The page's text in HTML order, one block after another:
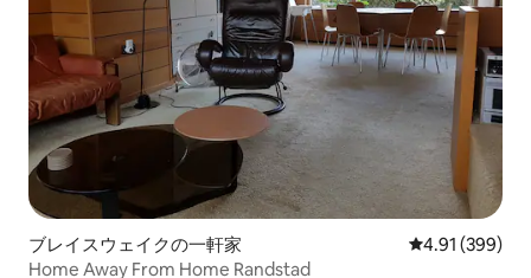
ブレイスウェイクの一軒家 レビュー399
4.91 (399)
Home Away From Home Randstad